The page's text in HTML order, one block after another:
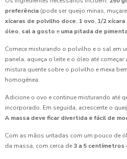
preferência (pode ser queijo minas,
xícaras de polvilho doce, 1 ovo, 1/2
óleo, sal a gosto e uma pitada de
Comece misturando o polvilho e o sal em
panela, aqueça o leite e o óleo até começar
mistura quente sobre o polvilho e mexa
homogênea.
Adicione o ovo e continue misturando até
incorporado. Em seguida, acrescente o
A massa deve ficar divertida e fácil de
Com as mãos untadas com um pouco de
da massa, com cerca de 3 a 5 centímetros